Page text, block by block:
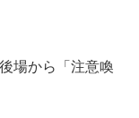
場から「注意喚